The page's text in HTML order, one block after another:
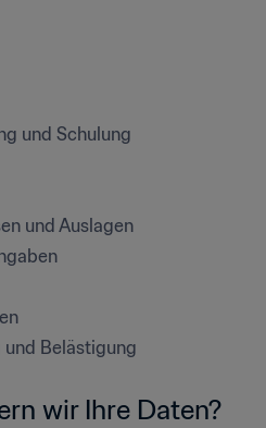
und Schulung
und Auslagen
Belästigung
wir Ihre Daten?